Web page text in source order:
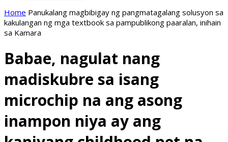
Home Panukalang magbibigay ng pangmatagalang solusyon sa
kakulangan ng mga textbook sa pampublikong paaralan, inihain
sa Kamara
Babae, nagulat nang
madiskubre sa isang
microchip na ang asong
inampon niya ay ang